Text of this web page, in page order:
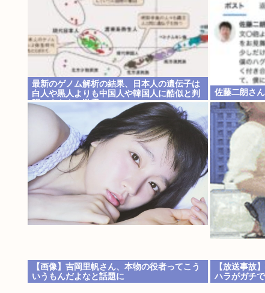
最新のゲノム解析の結果、日本人の遺伝子は
白人や黒人よりも中国人や韓国人に酷似と判
明…ネトウヨ激震
佐藤二朗さ
【画像】吉岡里帆さん、本物の役者ってこう
いうもんだよなと話題に
【放送事故
ハラがガチ